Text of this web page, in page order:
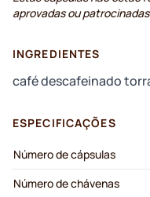
aprovadas ou
INGREDIENTES
café descafeinado
ESPECIFICAÇÕES
Número de cápsulas
Número de chávenas